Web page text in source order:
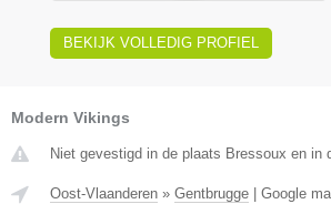
BEKIJK VOLLEDIG PROFIEL
Modern Vikings
Niet gevestigd in de plaats Bressoux en in
Oost-Vlaanderen » Gentbrugge Google